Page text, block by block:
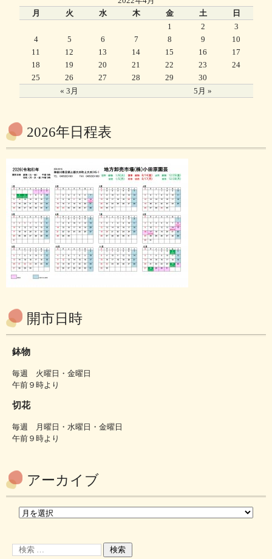
月
火 水 木 金 土 日
« 3月 5月 »
1 2
3
4
5 6 7 8 9
10
11
12 13 14 15 16
17
18
19 20 21 22 23
24
25
26 27 28 29 30
2026年日程表
開市日時
鉢物
毎週 火曜日・金曜日
午前９時より
切花
毎週 月曜日・水曜日・金曜日
午前９時より
アーカイブ